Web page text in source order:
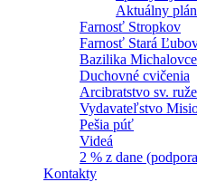
Aktuálny
Farnosť Stropkov
Farnosť Stará
Bazilika Michalovce
Duchovné cvičenia
Arcibratstvo sv.
Vydavateľstvo
Pešia púť
Videá
2 % z dane
Kontakty